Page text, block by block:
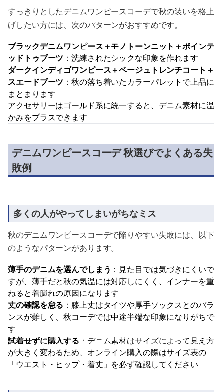
すっきりとしたデニムワンピースコーデで秋の装いを格上
げしたい方には、次のパターンがおすすめです。
ブラックデニムワンピース＋モノトーンニット＋ポインテ
ッドトゥブーツ ：洗練されたシックな印象を作れます
ダークインディゴワンピース＋ベージュトレンチコート＋
スエードブーツ ：秋の落ち着いたカラーパレットで上品に
まとまります
アクセサリーはゴールド系に統一すると、デニム素材に温
かみをプラスできます
デニムワンピースコーデ 秋選びでよくある失
敗例
多くの人がやってしまいがちなミス
秋のデニムワンピースコーデで陥りやすい失敗には、以下
のようなパターンがあります。
薄手のデニムを選んでしまう ：見た目では気づきにくいで
すが、薄手だと秋の気温には対応しにくく、インナーを重
ねると着膨れの原因になります
丈の確認を怠る ：膝上丈はタイツや厚手ソックスとのバラ
ンスが難しく、秋コーデでは中途半端な印象になりがちで
す
試着せずに購入する ：デニム素材はサイズによって見え方
が大きく変わるため、オンライン購入の際はサイズ表の
「ウエスト・ヒップ・着丈」を必ず確認してください